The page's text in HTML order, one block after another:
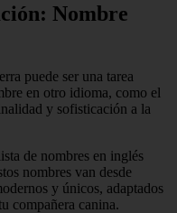
Nombre
puede ser una tarea
en otro idioma, como el
y sofisticación a la
de nombres en inglés
nombres van desde
y únicos, adaptados
compañera canina.